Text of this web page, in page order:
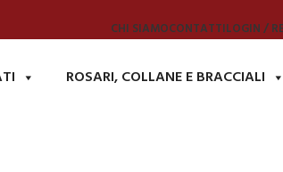
CHI SIAMOCONTATTILOGIN /
ROSARI, COLLANE E BRACCIALI